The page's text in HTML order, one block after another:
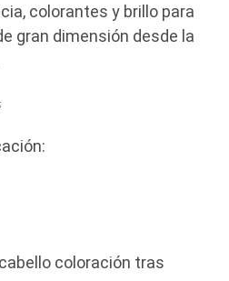
colorantes y brillo para
gran dimensión desde la
coloración tras